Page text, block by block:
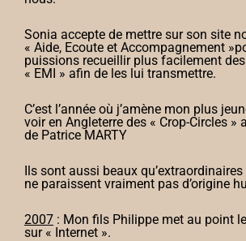
Sonia accepte de mettre sur son site
« Aide, Ecoute et Accompagnement
puissions recueillir plus facilement
« EMI » afin de les lui transmettre.
C’est l’année où j’amène mon plus
voir en Angleterre des « Crop-Circles »
de Patrice MARTY
Ils sont aussi beaux
ne paraissent vraiment pas d’origine
2007 : Mon fils Philippe met au point
sur « Internet ».